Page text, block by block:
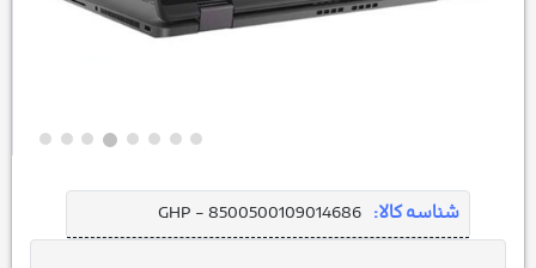
شناسه کالا: GHP - 8500500109014686